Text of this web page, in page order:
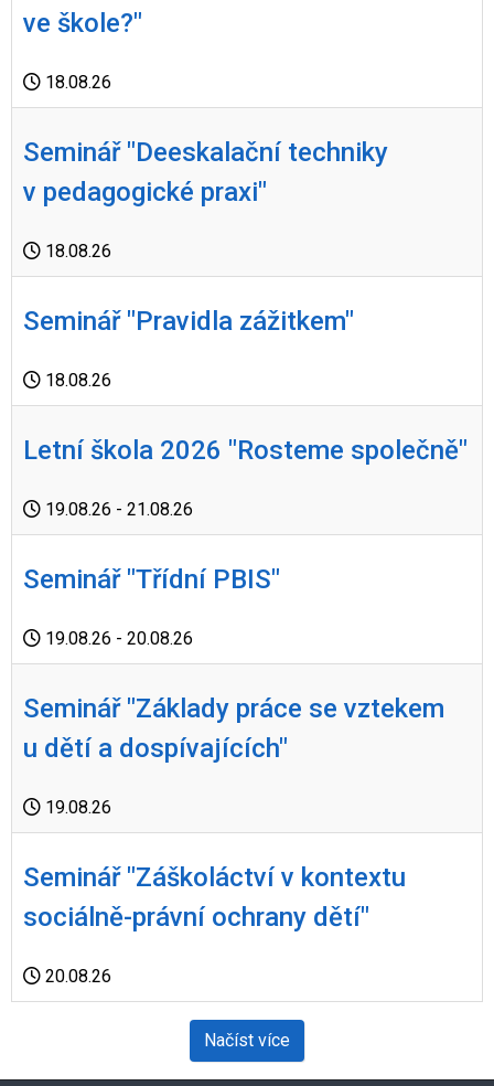
ve škole?"
18.08.26
Seminář "Deeskalační techniky
v pedagogické praxi"
18.08.26
Seminář "Pravidla zážitkem"
18.08.26
Letní škola 2026 "Rosteme společně"
19.08.26 - 21.08.26
Seminář "Třídní PBIS"
19.08.26 - 20.08.26
Seminář "Základy práce se vztekem
u dětí a dospívajících"
19.08.26
Seminář "Záškoláctví v kontextu
sociálně-právní ochrany dětí"
20.08.26
Načíst více